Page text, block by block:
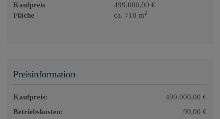
Kaufpreis
499.000,00 €
Fläche
ca. 718 m2
Preisinformation
Kaufpreis:
499.000,00 €
Betriebskosten:
90,00 €